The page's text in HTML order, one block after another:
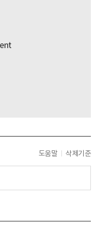
도움말 삭제기준